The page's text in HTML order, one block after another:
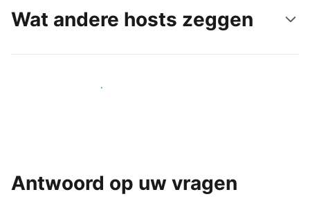
Wat andere hosts zeggen
Word een van onze vele hosts
Antwoord op uw vragen